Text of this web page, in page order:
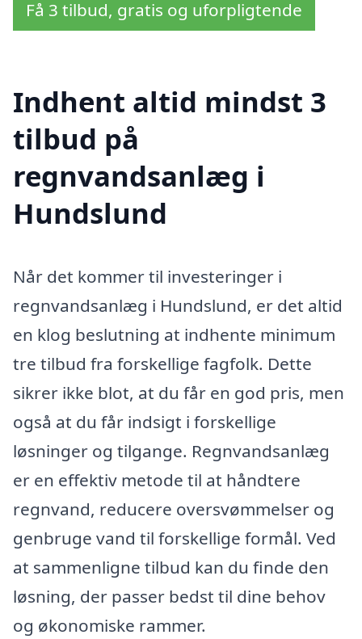
Få 3 tilbud, gratis og uforpligtende
Indhent altid mindst 3
tilbud på
regnvandsanlæg i
Hundslund
Når det kommer til investeringer i
regnvandsanlæg i Hundslund, er det altid
en klog beslutning at indhente minimum
tre tilbud fra forskellige fagfolk. Dette
sikrer ikke blot, at du får en god pris, men
også at du får indsigt i forskellige
løsninger og tilgange. Regnvandsanlæg
er en effektiv metode til at håndtere
regnvand, reducere oversvømmelser og
genbruge vand til forskellige formål. Ved
at sammenligne tilbud kan du finde den
løsning, der passer bedst til dine behov
og økonomiske rammer.